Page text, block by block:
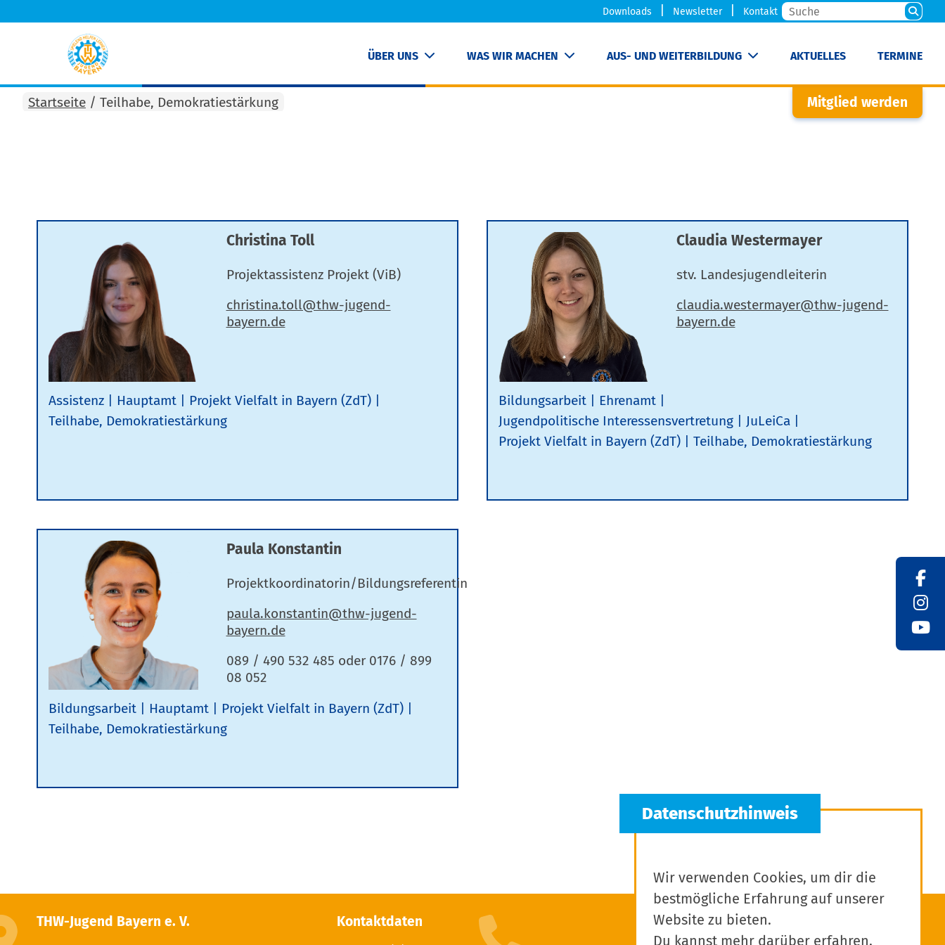
Downloads Newsletter Kontakt
ÜBER UNS WAS WIR MACHEN AUS- UND WEITERBILDUNG AKTUELLES TERMINE
Mitglied werden
Startseite / Teilhabe, Demokratiestärkung
Christina Toll
Projektassistenz Projekt (ViB)
Assistenz Hauptamt
Projekt Vielfalt in Bayern (ZdT)
Teilhabe, Demokratiestärkung
Claudia Westermayer
stv. Landesjugendleiterin
Bildungsarbeit
Ehrenamt
Jugendpolitische Interessensvertretung
JuLeiCa
Projekt Vielfalt in Bayern (ZdT)
Teilhabe, Demokratiestärkung
Paula Konstantin
Projektkoordinatorin/Bildungsreferentin
089 / 490 532 485 oder 0176 / 899
08 052
Bildungsarbeit
Hauptamt
Projekt Vielfalt in Bayern (ZdT)
Teilhabe, Demokratiestärkung
THW-Jugend Bayern e. V.
Kontaktdaten
Wir verwenden Cookies, um dir die
bestmögliche Erfahrung auf unserer
Website zu bieten.
Du kannst mehr darüber erfahren,